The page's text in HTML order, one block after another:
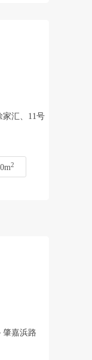
汇、11号
2
肇嘉浜路